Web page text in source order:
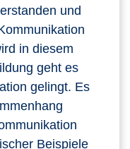
und
in diesem
geht es
gelingt. Es
Beispiele